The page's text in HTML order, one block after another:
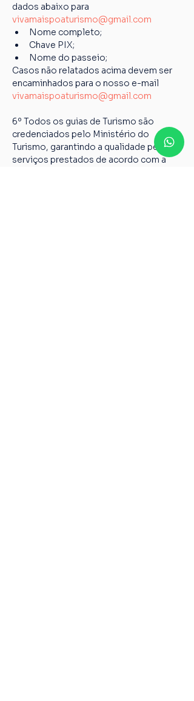
dados abaixo para
vivamaispoaturismo@gmail.com
Nome completo;
Chave PIX;
Nome do passeio;
Casos não relatados acima devem ser
encaminhados para o nosso e-mail
vivamaispoaturismo@gmail.com
6º Todos os guias de Turismo são
credenciados pelo Ministério do
Turismo, garantindo a qualidade pelos
serviços prestados de acordo com a